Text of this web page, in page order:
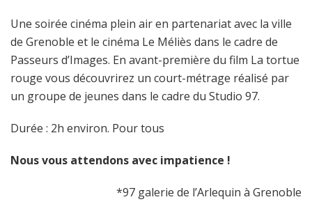
Une soirée cinéma plein air en partenariat avec la ville
de Grenoble et le cinéma Le Méliès dans le cadre de
Passeurs d’Images. En avant-première du film La tortue
rouge vous découvrirez un court-métrage réalisé par
un groupe de jeunes dans le cadre du Studio 97.
Durée : 2h environ. Pour tous
Nous vous attendons avec impatience !
*97 galerie de l’Arlequin à Grenoble